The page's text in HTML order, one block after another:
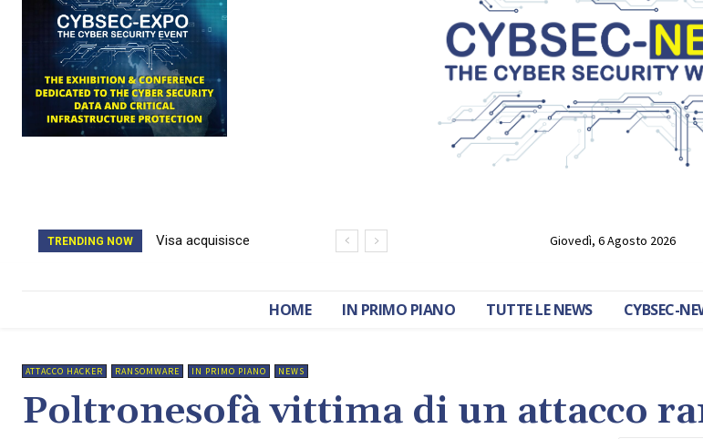
TRENDING NOW
Visa acquisisce
Giovedì, 6 Agosto 2026
HOME IN PRIMO PIANO TUTTE LE NEWS CYBSEC-
ATTACCO HACKER RANSOMWARE IN PRIMO PIANO NEWS
Poltronesofà vittima di un attacco